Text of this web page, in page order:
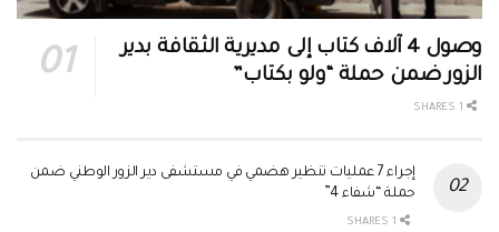
وصول 4 آلاف كتاب إلى مديرية الثقافة بدير
الزور ضمن حملة “ولو بكتاب”
إجراء 7 عمليات تنظير هضمي في مستشفى دير الزور الوطني ضمن
حملة “شفاء 4”